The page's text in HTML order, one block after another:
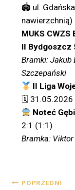
🏟 ul.
nawierzchnią)
MUKS
II Bydgoszcz
Bramki: Jakub
Szczepański
II Liga
🗓 31.05.2026
Noteć
2:1 (1:1)
Bramka: Viktor
POPRZEDNI